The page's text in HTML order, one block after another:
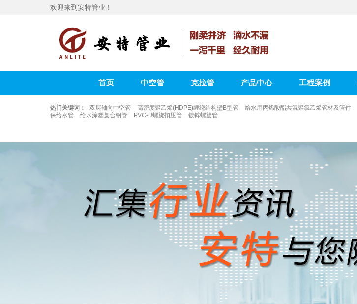
欢迎来到安特管业！
首页 中空管 克拉管 产品中心 工程案例
热门关键词： 双层轴向中空管 高密度聚乙烯(HDPE)缠绕结构壁B型管 给水用丙烯酸酯共混聚氯乙烯管材及管件
保给水管
给水涂塑复合钢管 PVC-U螺旋扣压管 镀锌螺旋管